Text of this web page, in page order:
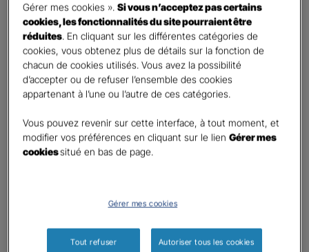
La limite est de 9 caractères. Caractères restants : 9.
Code postal du risque*
Nombre de caractères restants :5 caractères restants
La limite est de 5 caractères. Caractères restants : 5.
Type d'assurance souhaitée*
Responsabilité Civile
Batiment / Local commercial
Autre
Gérer mes cookies ».Si vous n’acceptez pas certains
cookies, les fonctionnalités du site pourraient être
réduites. En cliquant sur les différentes catégories de
cookies, vous obtenez plus de détails sur la fonction de
chacun de cookies utilisés. Vous avez la possibilité
d’accepter ou de refuser l’ensemble des cookies
appartenant à l’une ou l’autre de ces catégories.
Vous pouvez revenir sur cette interface, à tout moment, et
modifier vos préférences en cliquant sur le lienGérer mes
cookiessitué en bas de page.
Gérer mes cookies
Tout refuser Autoriser tous les cookies